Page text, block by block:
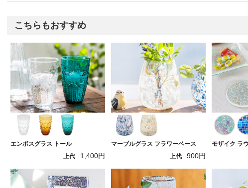
こちらもおすすめ
エンボスグラス トール
上代
1,400円
マーブルグラス フラワーベース
上代
900円
モザイク ラ